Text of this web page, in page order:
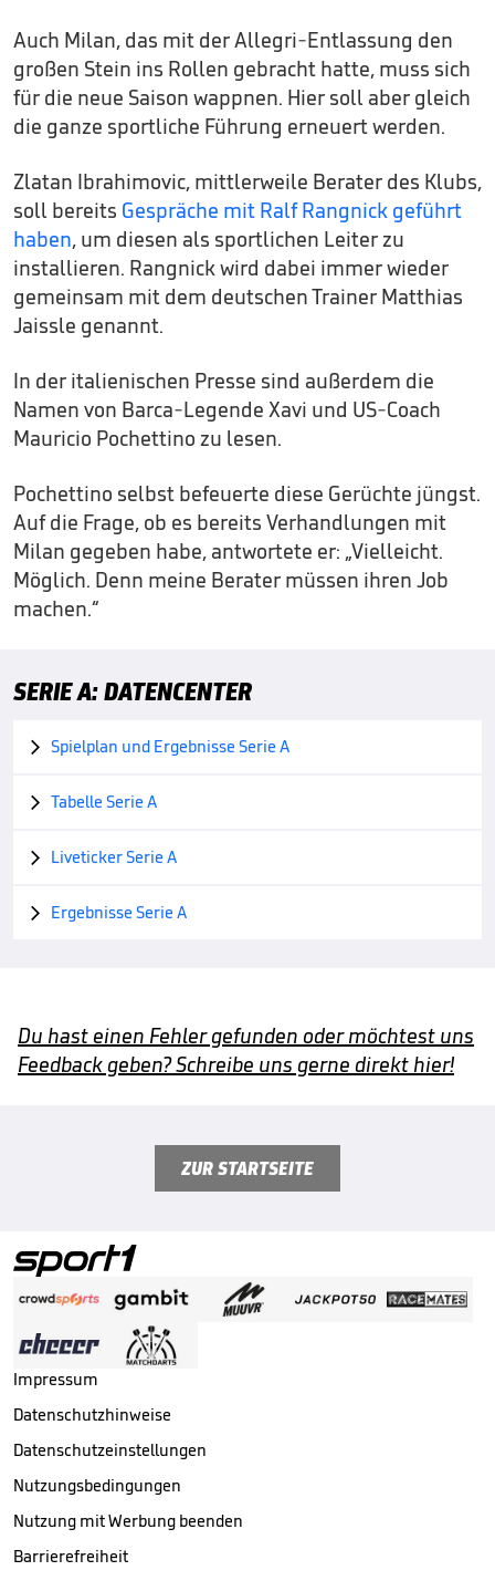
Auch Milan, das mit der Allegri-Entlassung den
großen Stein ins Rollen gebracht hatte, muss sich
für die neue Saison wappnen. Hier soll aber gleich
die ganze sportliche Führung erneuert werden.
Zlatan Ibrahimovic, mittlerweile Berater des Klubs,
soll bereits Gespräche mit Ralf Rangnick geführt
haben, um diesen als sportlichen Leiter zu
installieren. Rangnick wird dabei immer wieder
gemeinsam mit dem deutschen Trainer Matthias
Jaissle genannt.
In der italienischen Presse sind außerdem die
Namen von Barca-Legende Xavi und US-Coach
Mauricio Pochettino zu lesen.
Pochettino selbst befeuerte diese Gerüchte jüngst.
Auf die Frage, ob es bereits Verhandlungen mit
Milan gegeben habe, antwortete er: „Vielleicht.
Möglich. Denn meine Berater müssen ihren Job
machen.“
SERIE A: DATENCENTER
 Spielplan und Ergebnisse Serie A
 Tabelle Serie A
 Liveticker Serie A
 Ergebnisse Serie A
Du hast einen Fehler gefunden oder möchtest uns
Feedback geben? Schreibe uns gerne direkt hier!
ZUR STARTSEITE
Impressum
Datenschutzhinweise
Datenschutzeinstellungen
Nutzungsbedingungen
Nutzung mit Werbung beenden
Barrierefreiheit